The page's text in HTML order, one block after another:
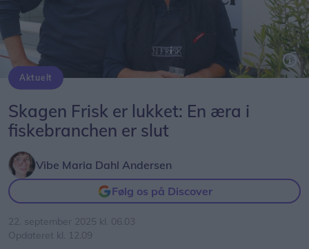
Aktuelt
Skagen Frisk er lukket: En æra i
fiskebranchen er slut
Vibe Maria Dahl Andersen
Følg os på Discover
22. september 2025 kl. 06.03
Opdateret kl. 12.09